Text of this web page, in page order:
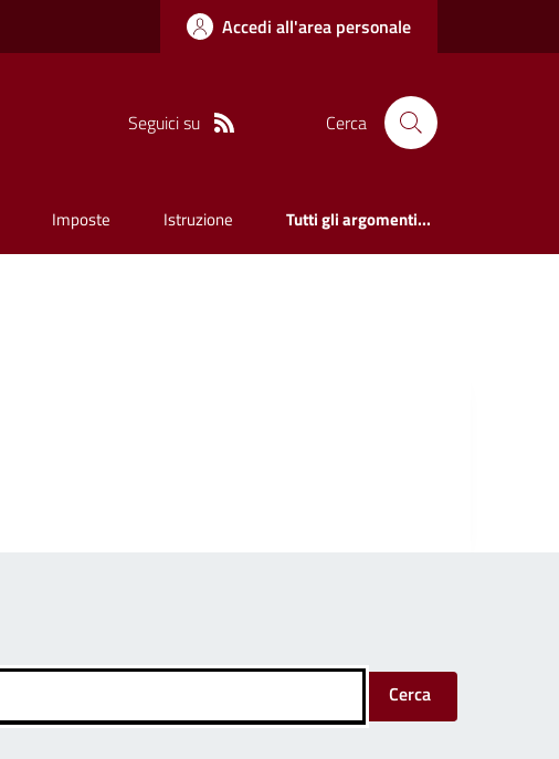
Accedi all'area personale
Seguici su Cerca
Imposte Istruzione Tutti gli argomenti...
Cerca